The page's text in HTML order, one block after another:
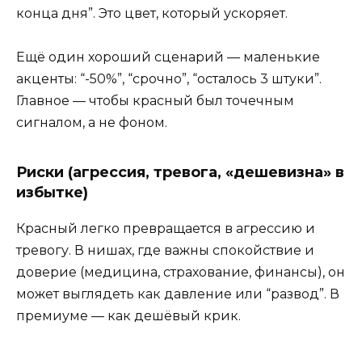
конца дня”. Это цвет, который ускоряет.
Ещё один хороший сценарий — маленькие
акценты: “-50%”, “срочно”, “осталось 3 штуки”.
Главное — чтобы красный был точечным
сигналом, а не фоном.
Риски (агрессия, тревога, «дешевизна» в
избытке)
Красный легко превращается в агрессию и
тревогу. В нишах, где важны спокойствие и
доверие (медицина, страхование, финансы), он
может выглядеть как давление или “развод”. В
премиуме — как дешёвый крик.